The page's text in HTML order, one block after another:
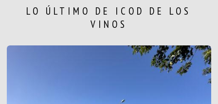
LO ÚLTIMO DE ICOD DE LOS
VINOS